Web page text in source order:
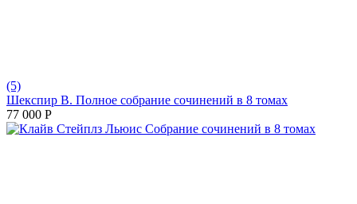
(5)
Шекспир В. Полное собрание сочинений в 8 томах
77 000 Р